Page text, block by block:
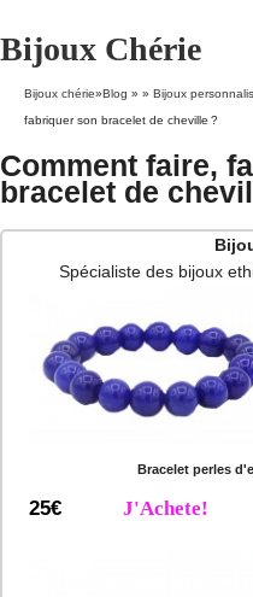
Bijoux Chérie
Bijoux chérie»Blog » » Bijoux
fabriquer son bracelet de cheville ?
Comment faire,
bracelet de
Spécialiste des bijoux
Bracelet perles
25€ J'Achete!